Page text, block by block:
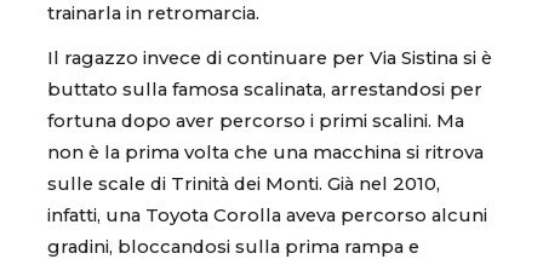
trainarla in retromarcia.
Il ragazzo invece di continuare per Via Sistina si è
buttato sulla famosa scalinata, arrestandosi per
fortuna dopo aver percorso i primi scalini. Ma
non è la prima volta che una macchina si ritrova
sulle scale di Trinità dei Monti. Già nel 2010,
infatti, una Toyota Corolla aveva percorso alcuni
gradini, bloccandosi sulla prima rampa e